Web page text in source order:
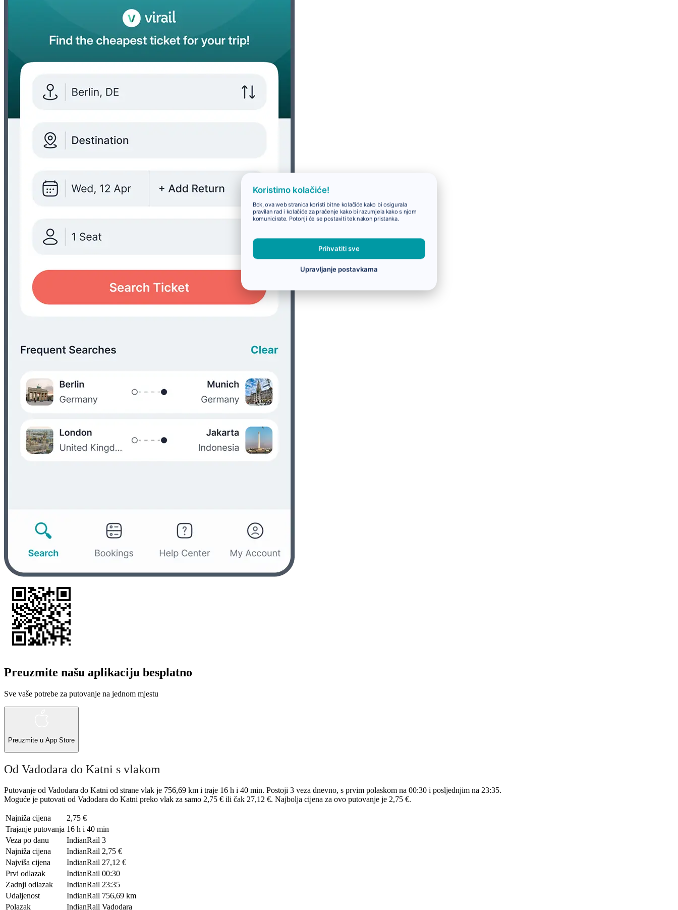
Preuzmite našu aplikaciju besplatno
Sve vaše potrebe za putovanje na jednom mjestu
Preuzmite u App Store
Od Vadodara do Katni s vlakom
Putovanje od Vadodara do Katni od strane vlak je 756,69 km i traje 16 h i 40 min. Postoji 3 veza dnevno, s prvim polaskom na 00:30 i posljednjim na 23:35.
Moguće je putovati od Vadodara do Katni preko vlak za samo 2,75 € ili čak 27,12 €. Najbolja cijena za ovo putovanje je 2,75 €.
Najniža cijena
2,75 €
Trajanje putovanja 16 h i 40 min
Veza po danu
IndianRail 3
Najniža cijena
IndianRail 2,75 €
Najviša cijena
IndianRail 27,12 €
Prvi odlazak
IndianRail 00:30
Zadnji odlazak
IndianRail 23:35
Udaljenost
IndianRail 756,69 km
Polazak
IndianRail Vadodara
Koristimo kolačiće!
Bok, ova web stranica koristi bitne kolačiće kako bi osigurala
pravilan rad i kolačiće za praćenje kako bi razumjela kako s njom
komunicirate. Potonji će se postaviti tek nakon pristanka.
Prihvatiti sve
Upravljanje postavkama